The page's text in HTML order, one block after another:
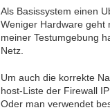
Als Basissystem einen
Weniger Hardware geht
meiner Testumgebung
Netz.
Um auch die korrekte
host-Liste der Firewall
Oder man verwendet